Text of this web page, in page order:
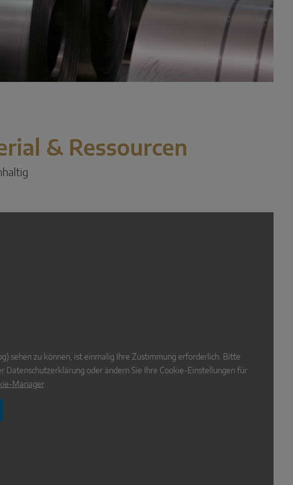
& Ressourcen
sehen zu können, ist einmalig Ihre Zustimmung erforderlich. Bitte
Datenschutzerklärung oder ändern Sie Ihre Cookie-Einstellungen für
Manager.